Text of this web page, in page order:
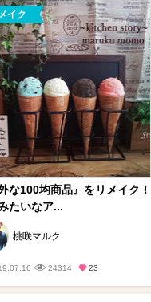
イク
外な100均商品』をリメイク！
たいなア...
桃咲マルク
24314 23